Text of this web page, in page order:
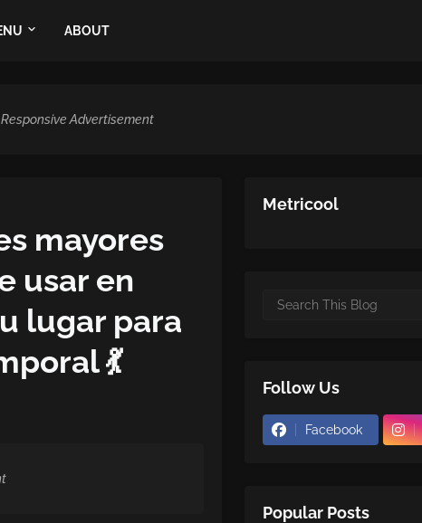
ABOUT
Responsive Advertisement
mayores
usar en
lugar para
💃
Metricool
Follow Us
Facebook
Popular Posts